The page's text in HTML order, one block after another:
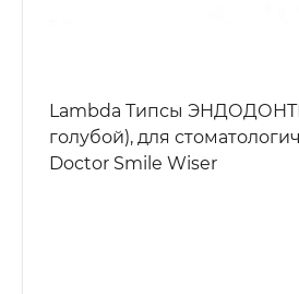
Lambda Типсы
голубой), для
Doctor Smile Wiser